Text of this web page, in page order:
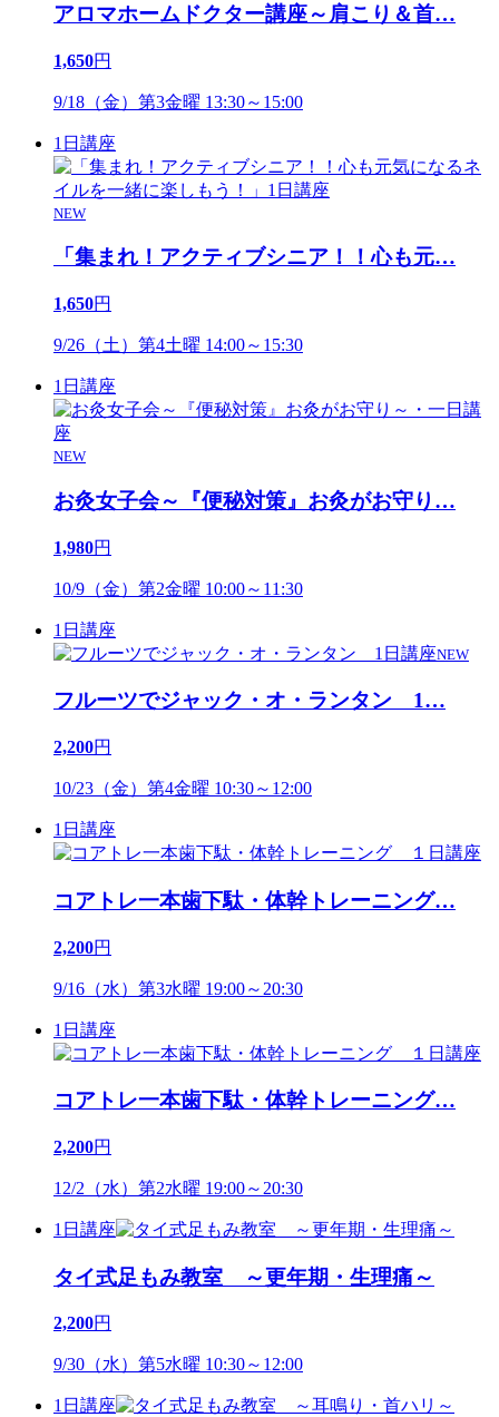
アロマホームドクター講座～肩こり＆首…
1,650円
9/18（金）第3金曜 13:30～15:00
1日講座
NEW
「集まれ！アクティブシニア！！心も元…
1,650円
9/26（土）第4土曜 14:00～15:30
1日講座
NEW
お灸女子会～『便秘対策』お灸がお守り …
1,980円
10/9（金）第2金曜 10:00～11:30
1日講座
NEW
フルーツでジャック・オ・ランタン 1…
2,200円
10/23（金）第4金曜 10:30～12:00
1日講座
コアトレ一本歯下駄・体幹トレーニング…
2,200円
9/16（水）第3水曜 19:00～20:30
1日講座
コアトレ一本歯下駄・体幹トレーニング…
2,200円
12/2（水）第2水曜 19:00～20:30
1日講座
タイ式足もみ教室 ～更年期・生理痛～
2,200円
9/30（水）第5水曜 10:30～12:00
1日講座